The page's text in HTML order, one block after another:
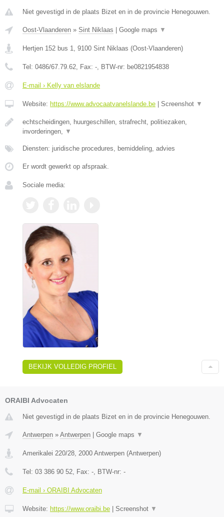
Niet gevestigd in de plaats Bizet en in de provincie Henegouwen.
Oost-Vlaanderen » Sint Niklaas Google maps ▼
Hertjen 152 bus 1 9100 Sint Niklaas (Oost-Vlaanderen)
Tel: 0486/67.79.62 , Fax: - , BTW-nr: be0821954838
E-mail › Kelly van elslande
Website: https://www.advocaatvanelslande.be Screenshot ▼
echtscheidingen, huurgeschillen, strafrecht, politiezaken,
invorderingen,
▼
Diensten: juridische procedures, bemiddeling, advies
Er wordt gewerkt op afspraak.
Sociale media:
BEKIJK VOLLEDIG PROFIEL
ORAIBI Advocaten
Niet gevestigd in de plaats Bizet en in de provincie Henegouwen.
Antwerpen » Antwerpen | Google maps ▼
Amerikalei 220/28 2000 Antwerpen (Antwerpen)
Tel: 03 386 90 52 , Fax: - , BTW-nr: -
E-mail › ORAIBI Advocaten
Website: https://www.oraibi.be | Screenshot ▼